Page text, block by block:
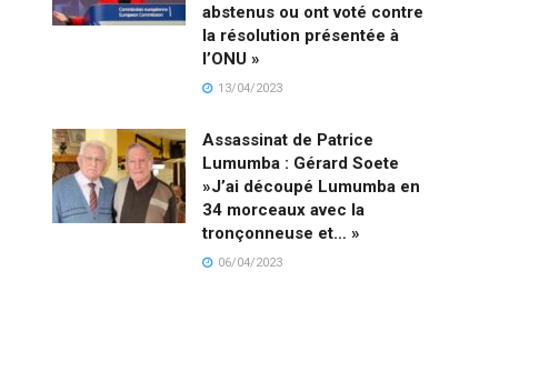
abstenus ou ont voté contre
la résolution présentée à
l’ONU »
13/04/2023
Assassinat de Patrice
Lumumba : Gérard Soete
»J’ai découpé Lumumba en
34 morceaux avec la
tronçonneuse et… »
06/04/2023